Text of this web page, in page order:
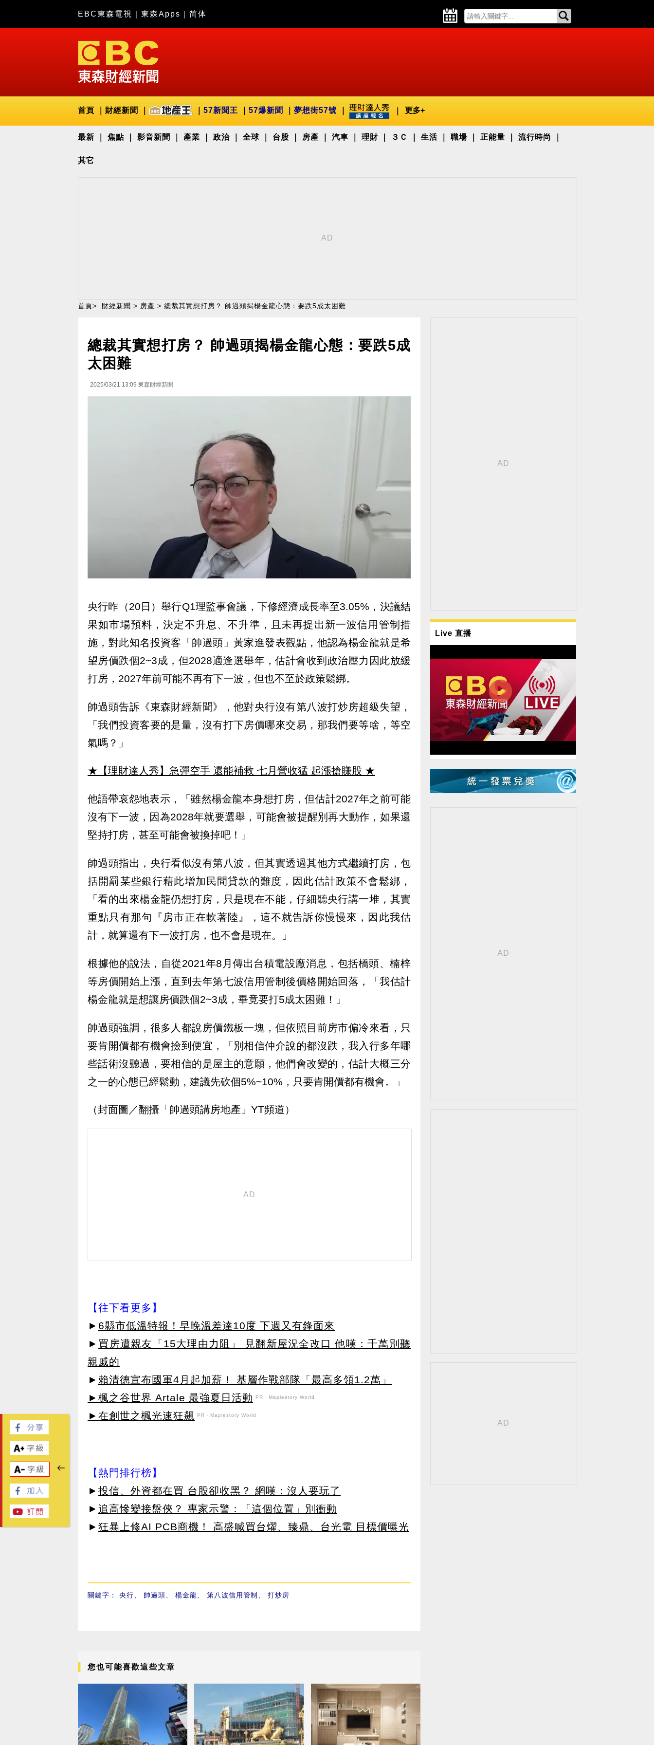
EBC東森電視 東森Apps 简体
首頁 財經新聞 57新聞王 57爆新聞 夢想街57號 更多+
最新 焦點 影音新聞 產業 政治 全球 台股 房產 汽車 理財 ３Ｃ 生活 職場 正能量 流行時尚
其它
首頁> 財經新聞 > 房產 > 總裁其實想打房？ 帥過頭揭楊金龍心態：要跌5成太困難
總裁其實想打房？ 帥過頭揭楊金龍心態：要跌5成
太困難
2025/03/21 13:09 東森財經新聞
央行昨（20日）舉行Q1理監事會議，下修經濟成長率至3.05%，決議結
果如市場預料，決定不升息、不升準，且未再提出新一波信用管制措
施，對此知名投資客「帥過頭」黃家進發表觀點，他認為楊金龍就是希
望房價跌個2~3成，但2028適逢選舉年，估計會收到政治壓力因此放緩
打房，2027年前可能不再有下一波，但也不至於政策鬆綁。
帥過頭告訴《東森財經新聞》，他對央行沒有第八波打炒房超級失望，
「我們投資客要的是量，沒有打下房價哪來交易，那我們要等啥，等空
氣嗎？」
★【理財達人秀】急彈空手 還能補救 七月營收猛 起漲搶賺股 ★
他語帶哀怨地表示，「雖然楊金龍本身想打房，但估計2027年之前可能
沒有下一波，因為2028年就要選舉，可能會被提醒別再大動作，如果還
堅持打房，甚至可能會被換掉吧！」
帥過頭指出，央行看似沒有第八波，但其實透過其他方式繼續打房，包
括開罰某些銀行藉此增加民間貸款的難度，因此估計政策不會鬆綁，
「看的出來楊金龍仍想打房，只是現在不能，仔細聽央行講一堆，其實
重點只有那句『房市正在軟著陸』，這不就告訴你慢慢來，因此我估
計，就算還有下一波打房，也不會是現在。」
根據他的說法，自從2021年8月傳出台積電設廠消息，包括橋頭、楠梓
等房價開始上漲，直到去年第七波信用管制後價格開始回落，「我估計
楊金龍就是想讓房價跌個2~3成，畢竟要打5成太困難！」
帥過頭強調，很多人都說房價鐵板一塊，但依照目前房市偏冷來看，只
要肯開價都有機會撿到便宜，「別相信仲介說的都沒跌，我入行多年哪
些話術沒聽過，要相信的是屋主的意願，他們會改變的，估計大概三分
之一的心態已經鬆動，建議先砍個5%~10%，只要肯開價都有機會。」
（封面圖／翻攝「帥過頭講房地產」YT頻道）
【往下看更多】
► 6縣市低溫特報！早晚溫差達10度 下週又有鋒面來
► 買房遭親友「15大理由力阻」 見翻新屋況全改口 他嘆：千萬別聽
親戚的
► 賴清德宣布國軍4月起加薪！ 基層作戰部隊「最高多領1.2萬」
►楓之谷世界 Artale 最強夏日活動
PR・Maplestory World
►在創世之楓光速狂飆 PR・Maplestory World
【熱門排行榜】
► 投信、外資都在買 台股卻收黑？ 網嘆：沒人要玩了
► 追高慘變接盤俠？ 專家示警：「這個位置」別衝動
► 狂暴上修AI PCB商機！ 高盛喊買台燿、臻鼎、台光電 目標價曝光
關鍵字： 央行、 帥過頭、 楊金龍、 第八波信用管制 、 打炒房
您也可能喜歡這些文章
Live 直播